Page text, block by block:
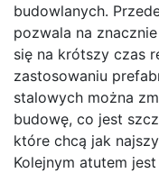
budowlanych.
pozwala na
się na krótszy czas
zastosowaniu
stalowych można
budowę, co jest
które chcą jak
Kolejnym atutem